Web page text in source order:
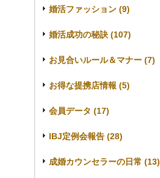
婚活ファッション (9)
婚活成功の秘訣 (107)
お見合いルール＆マナー (7)
お得な提携店情報 (5)
会員データ (17)
IBJ定例会報告 (28)
成婚カウンセラーの日常 (13)